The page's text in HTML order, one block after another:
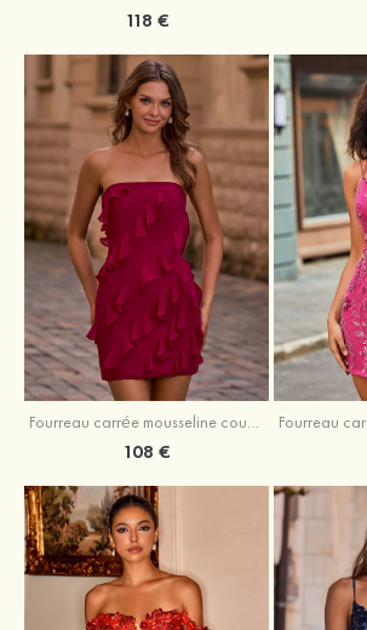
118 €
Fourreau carrée mousseline courte/mini robe de fête de la rentré avec volants
108 €